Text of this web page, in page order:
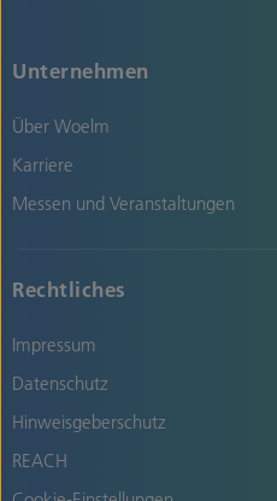
Unternehmen
Über Woelm
Karriere
Messen und Veranstaltungen
Rechtliches
Impressum
Datenschutz
Hinweisgeberschutz
REACH